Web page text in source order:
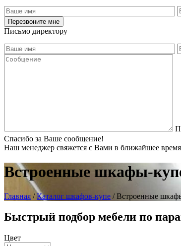
Письмо директору
Спасибо за Ваше сообщение!
Наш менеджер свяжется с Вами в ближайшее
Встроенные шкафы-
Главная /Каталог шкафов-купе / Встроенные
Быстрый подбор мебели по
Цвет